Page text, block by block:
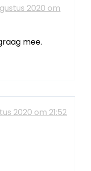
2020 om
mee.
2020 om 21:52